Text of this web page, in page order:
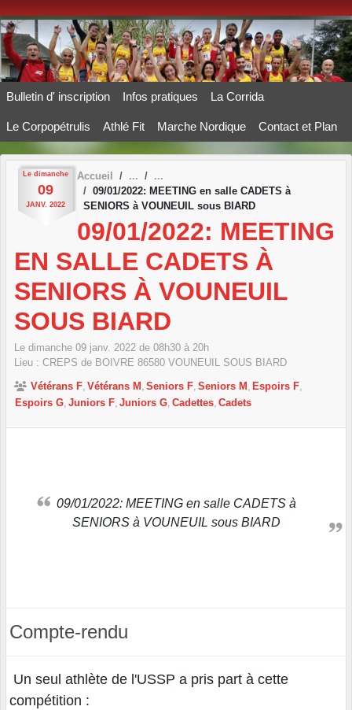
Bulletin d' inscription Infos pratiques La Corrida
Le Corpopétrulis Athlé Fit Marche Nordique Contact et Plan
Le dimanche
09
JANV. 2022
Accueil
09/01/2022: MEETING en salle CADETS à
SENIORS à VOUNEUIL sous BIARD
09/01/2022: MEETING
EN SALLE CADETS À
SENIORS À VOUNEUIL
SOUS BIARD
Le dimanche 09 janv. 2022 de 08h30 à 20h
Lieu : CREPS de BOIVRE 86580 VOUNEUIL SOUS BIARD
Vétérans F Vétérans M Seniors F Seniors M
Espoirs F
Espoirs G Juniors F Juniors G Cadettes Cadets
09/01/2022: MEETING en salle CADETS à
SENIORS à VOUNEUIL sous BIARD
Compte-rendu
Un seul athlète de l'USSP a pris part à cette
compétition :